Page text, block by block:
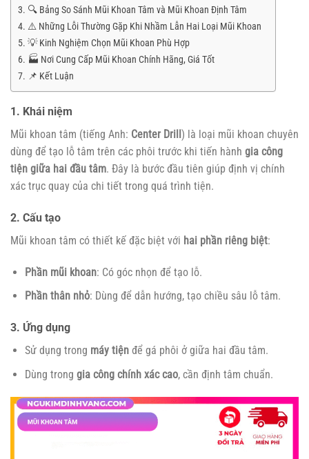
🔍 Bảng So Sánh Mũi Khoan Tâm và Mũi Khoan Định Tâm
⚠️ Những Lỗi Thường Gặp Khi Nhầm Lẫn Hai Loại Mũi Khoan
💡 Kinh Nghiệm Chọn Mũi Khoan Phù Hợp
🏭 Nơi Cung Cấp Mũi Khoan Chính Hãng, Giá Tốt
📌 Kết Luận
1. Khái niệm
Mũi khoan tâm (tiếng Anh: Center Drill) là loại mũi khoan chuyên
dùng để tạo lỗ tâm trên các phôi trước khi tiến hành gia công
tiện giữa hai đầu tâm. Đây là bước đầu tiên giúp định vị chính
xác trục quay của chi tiết trong quá trình tiện.
2. Cấu tạo
Mũi khoan tâm có thiết kế đặc biệt với hai phần riêng biệt:
Phần mũi khoan: Có góc nhọn để tạo lỗ.
Phần thân nhỏ: Dùng để dẫn hướng, tạo chiều sâu lỗ tâm.
3. Ứng dụng
Sử dụng trong máy tiệnđể gá phôi ở giữa hai đầu tâm.
Dùng trong gia công chính xác cao, cần định tâm chuẩn.